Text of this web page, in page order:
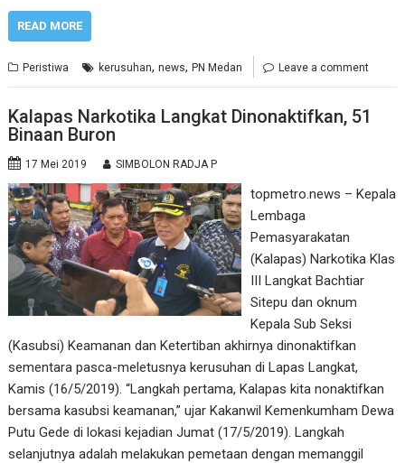
READ MORE
Peristiwa kerusuhan,news,PN Medan Leave a comment
Kalapas Narkotika Langkat Dinonaktifkan, 51
Binaan Buron
17 Mei 2019 SIMBOLON RADJA P
topmetro.news – Kepala
Lembaga
Pemasyarakatan
(Kalapas) Narkotika Klas
III Langkat Bachtiar
Sitepu dan oknum
Kepala Sub Seksi
(Kasubsi) Keamanan dan Ketertiban akhirnya dinonaktifkan
sementara pasca-meletusnya kerusuhan di Lapas Langkat,
Kamis (16/5/2019). “Langkah pertama, Kalapas kita nonaktifkan
bersama kasubsi keamanan,” ujar Kakanwil Kemenkumham Dewa
Putu Gede di lokasi kejadian Jumat (17/5/2019). Langkah
selanjutnya adalah melakukan pemetaan dengan memanggil